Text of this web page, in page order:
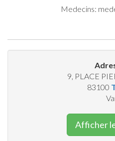
Medecins:
9, PLACE
83100
Afficher